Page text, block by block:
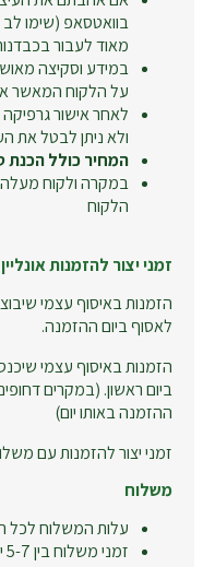
בוואטסאפ (שימו
מאוד לעבור
במידע וסקיצה
על הלקוח המאשר
לאחר אישור
ולא ניתן לבטל את
המחיר כולל הכנת סקיצה 1 ועד 3
במקרה ולקוח מעלה
הלקוח
זמני יצור להזמנות אונליין
לאסוף ביום ההזמנה.
הזמנות באיסוף עצמי
ביום ראשון. (במקרים
ההזמנה באותו יום)
זמני יצור להזמנות עם משלוח – עד 2
משלוח
עלות המשלוח לכל הארץ
זמני משלוח בין 5-7 ימי עסקים